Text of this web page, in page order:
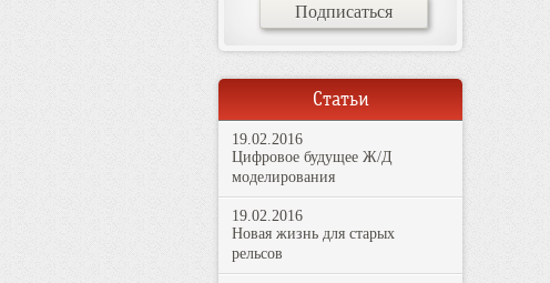
Подписаться
Статьи
19.02.2016
Цифровое будущее Ж/Д
моделирования
19.02.2016
Новая жизнь для старых
рельсов